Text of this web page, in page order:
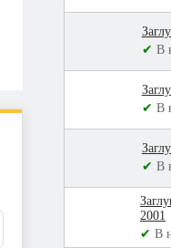
✔ В
✔ В
✔ В
2001
✔ В